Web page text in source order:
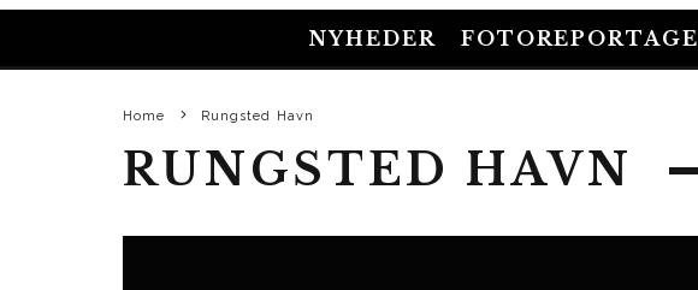
NYHEDER FOTOREPORTAGE
Home Rungsted Havn
RUNGSTED HAVN